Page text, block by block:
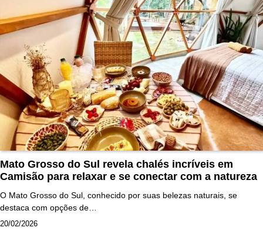
Mato Grosso do Sul revela chalés incríveis em
Camisão para relaxar e se conectar com a natureza
O Mato Grosso do Sul, conhecido por suas belezas naturais, se
destaca com opções de…
20/02/2026